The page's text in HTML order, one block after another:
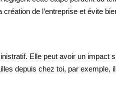
de l’entreprise et évite
Elle peut avoir un
depuis chez toi, par